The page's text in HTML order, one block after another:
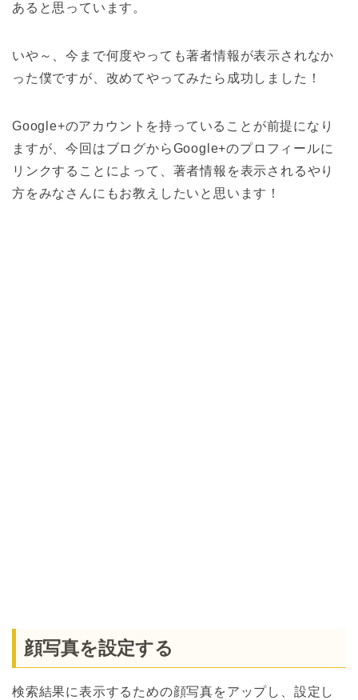
あると思っています。
いや～、今まで何度やっても著者情報が表示されなか
った僕ですが、改めてやってみたら成功しました！
Google+のアカウントを持っていることが前提になり
ますが、今回はブログからGoogle+のプロフィールに
リンクすることによって、著者情報を表示されるやり
方をみなさんにもお教えしたいと思います！
顔写真を設定する
検索結果に表示するための顔写真をアップし、設定し